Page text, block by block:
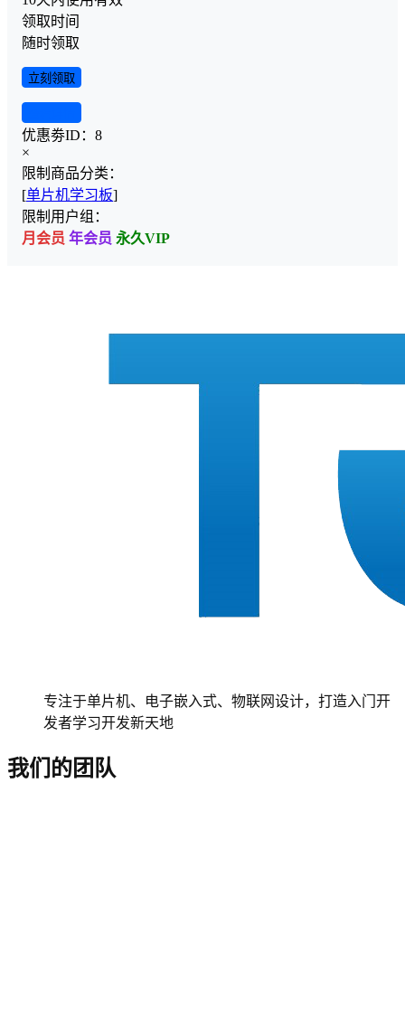
领取时间
随时领取
立刻领取
优惠劵ID： 8
×
限制商品分类：
[单片机学习板]
限制用户组：
月会员 年会员 永久VIP
专注于单片机、电子嵌入式、物联网设计，打造入门开
发者学习开发新天地
我们的团队